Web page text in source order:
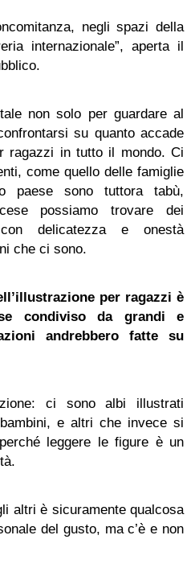
negli spazi della
internazionale”, aperta il
non solo per guardare al
su quanto accade
ragazzi in tutto il mondo. Ci
come quello delle famiglie
paese sono tuttora tabù,
possiamo trovare dei
delicatezza e onestà
che ci sono.
per ragazzi è
condiviso da grandi e
andrebbero fatte su
ci sono albi illustrati
e altri che invece si
leggere le figure è un
altri è sicuramente qualcosa
del gusto, ma c’è e non